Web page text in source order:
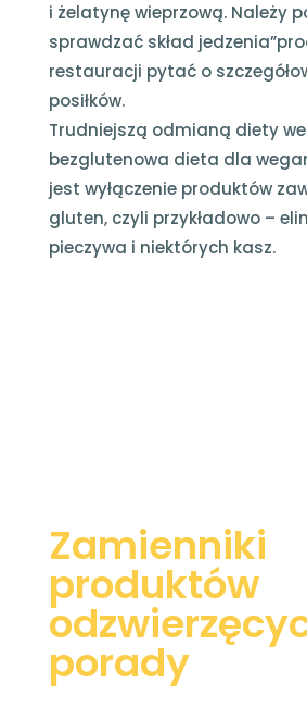
i żelatynę wieprzową. Należy
sprawdzać skład
restauracji pytać o
posiłków.
Trudniejszą odmianą diety
bezglutenowa dieta dla
jest wyłączenie produktów
gluten, czyli przykładowo –
pieczywa i niektórych kasz.
Zamienniki
produktów
porady